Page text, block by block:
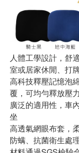
人體工學設計，舒
室或居家休閒、打
高科技釋壓記憶泡
覆，可均勻釋放壓力
廣泛的適用性，車
坐
高透氣網眼布套，
防螨、抗菌衛生處